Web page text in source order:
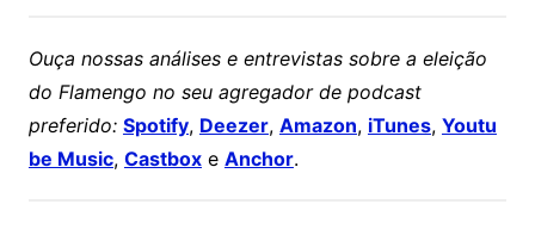
Ouça nossas análises e entrevistas sobre a eleição
do Flamengo no seu agregador de podcast
preferido: Spotify, Deezer, Amazon, iTunes, Youtu
be Music, Castboxe Anchor.